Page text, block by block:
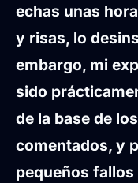
echas unas
y risas, lo
embargo, mi
sido
de la base de
comentados, y
pequeños